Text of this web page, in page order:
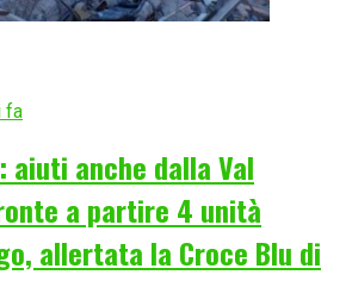
fa
aiuti anche dalla Val
a partire 4 unità
allertata la Croce Blu di